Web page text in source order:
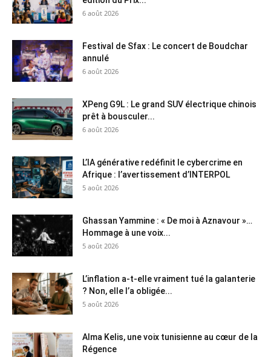
6 août 2026
Festival de Sfax : Le concert de Boudchar
annulé
6 août 2026
XPeng G9L : Le grand SUV électrique chinois
prêt à bousculer...
6 août 2026
L’IA générative redéfinit le cybercrime en
Afrique : l’avertissement d’INTERPOL
5 août 2026
Ghassan Yammine : « De moi à Aznavour »…
Hommage à une voix...
5 août 2026
L’inflation a-t-elle vraiment tué la galanterie
? Non, elle l’a obligée...
5 août 2026
Alma Kelis, une voix tunisienne au cœur de la
Régence